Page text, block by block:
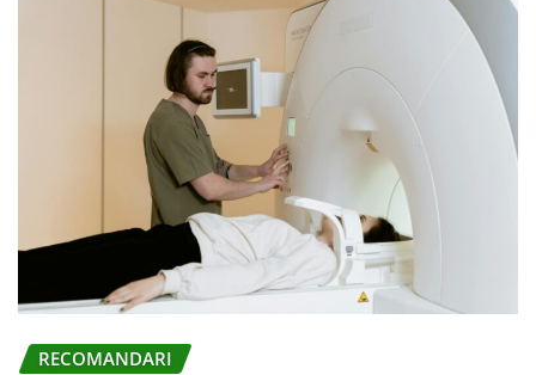
RECOMANDARI